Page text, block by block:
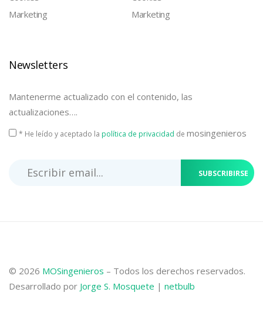
Marketing
Marketing
Newsletters
Mantenerme actualizado con el contenido, las
actualizaciones….
* He leído y aceptado la política de privacidad de mosingenieros
SUBSCRIBIRSE
© 2026 MOSingenieros – Todos los derechos reservados.
Desarrollado por Jorge S. Mosquete | netbulb